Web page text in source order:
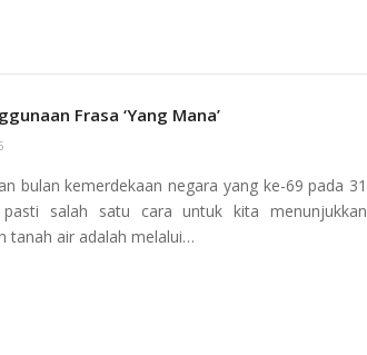
Frasa ‘Yang Mana’
bulan kemerdekaan negara yang ke-69 pada 31
salah satu cara untuk kita menunjukkan
tanah air adalah melalui…